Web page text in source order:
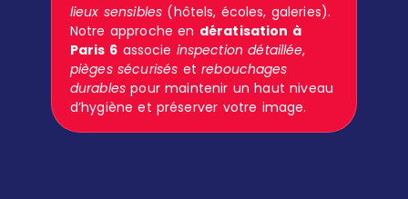
lieux sensibles(hôtels, écoles, galeries).
Notre approche en dératisation à
Paris 6 associe inspection détaillée,
pièges sécurisés etrebouchages
durablespour maintenir un haut niveau
d’hygiène et préserver votre image.